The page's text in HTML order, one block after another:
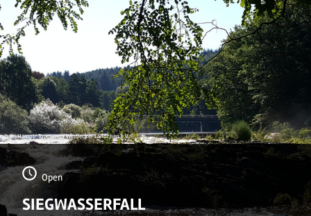
© Jiri Hampl/ Tourismus Windecker Ländchen e.V.
Open
SIEGWASSERFALL